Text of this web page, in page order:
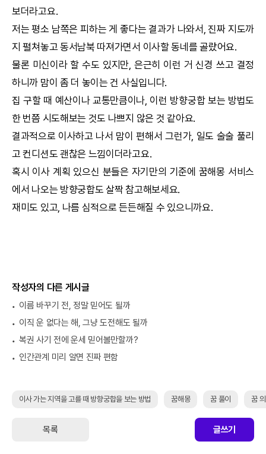
보더라고요.
저는 평소 남쪽은 피하는 게 좋다는 결과가 나와서, 진짜 지도까
지 펼쳐놓고 동서남북 따져가면서 이사할 동네를 골랐어요.
물론 미신이라 할 수도 있지만, 은근히 이런 거 신경 쓰고 결정
하니까 맘이 좀 더 놓이는 건 사실입니다.
집 구할 때 예산이나 교통만큼이나, 이런 방향궁합보는 방법도
한 번쯤 시도해보는 것도 나쁘지 않은 것 같아요.
결과적으로 이사하고 나서 맘이 편해서 그런가, 일도 술술 풀리
고 컨디션도 괜찮은 느낌이더라고요.
혹시 이사 계획 있으신 분들은 자기만의 기준에 꿈해몽 서비스
에서 나오는 방향궁합도 살짝 참고해보세요.
재미도 있고, 나름 심적으로 든든해질 수 있으니까요.
작성자의 다른 게시글
이름 바꾸기 전, 정말 믿어도 될까
이직 운 없다는 해, 그냥 도전해도 될까
복권 사기 전에 운세 믿어볼만할까?
인간관계 미리 알면 진짜 편함
이사 가는 지역을 고를 때 방향궁합을 보는 방법 꿈해몽 꿈 풀이 꿈
목록 글쓰기